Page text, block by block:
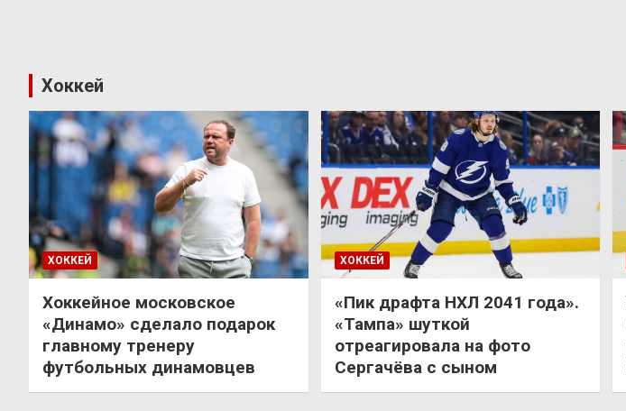
Хоккей
ХОККЕЙ
Хоккейное московское
«Динамо» сделало подарок
главному тренеру
футбольных динамовцев
ХОККЕЙ
«Пик драфта НХЛ 2041 года».
«Тампа» шуткой
отреагировала на фото
Сергачёва с сыном